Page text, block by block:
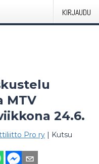
KIRJAUDU
MTV
24.6.
Pro ry | Kutsu